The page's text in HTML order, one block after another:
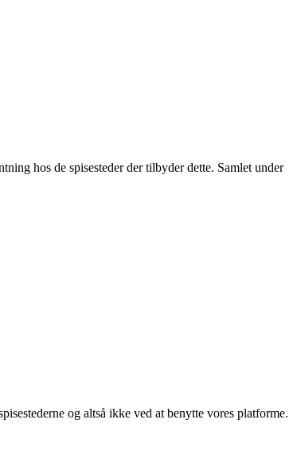
hos de spisesteder der tilbyder dette. Samlet under
og altså ikke ved at benytte vores platforme.